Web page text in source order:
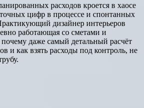
расходов кроется в хаосе
точных цифр в процессе и спонтанных
дизайнер интерьеров
работающая со сметами и
почему даже самый детальный расчёт
и как взять расходы под контроль, не